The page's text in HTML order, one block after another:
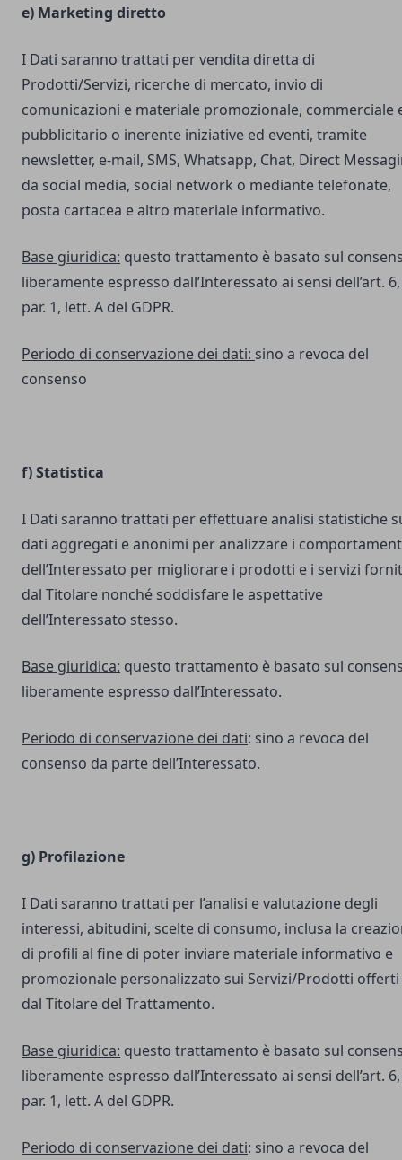
e) Marketing diretto
I Dati saranno trattati per vendita diretta di
Prodotti/Servizi, ricerche di mercato, invio di
comunicazioni e materiale promozionale, commerciale
pubblicitario o inerente iniziative ed eventi, tramite
newsletter, e-mail, SMS, Whatsapp, Chat, Direct
da social media, social network o mediante telefonate,
posta cartacea e altro materiale informativo.
Base giuridica: questo trattamento è basato sul
liberamente espresso dall’Interessato ai sensi dell’art. 6,
par. 1, lett. A del GDPR.
Periodo di conservazione dei dati: sino a revoca del
consenso
f) Statistica
I Dati saranno trattati per effettuare analisi statistiche
dati aggregati e anonimi per analizzare i
dell’Interessato per migliorare i prodotti e i servizi
dal Titolare nonché soddisfare le aspettative
dell’Interessato stesso.
Base giuridica: questo trattamento è basato sul
liberamente espresso dall’Interessato.
Periodo di conservazione dei dati: sino a revoca del
consenso da parte dell’Interessato.
g) Profilazione
I Dati saranno trattati per l’analisi e valutazione degli
interessi, abitudini, scelte di consumo, inclusa la
di profili al fine di poter inviare materiale informativo e
promozionale personalizzato sui Servizi/Prodotti offerti
dal Titolare del Trattamento.
Base giuridica: questo trattamento è basato sul
liberamente espresso dall’Interessato ai sensi dell’art. 6,
par. 1, lett. A del GDPR.
Periodo di conservazione dei dati: sino a revoca del